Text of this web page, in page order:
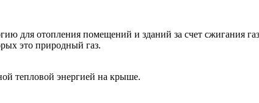
для отопления помещений и зданий за счет сжигания
это природный газ.
тепловой энергией на крыше.